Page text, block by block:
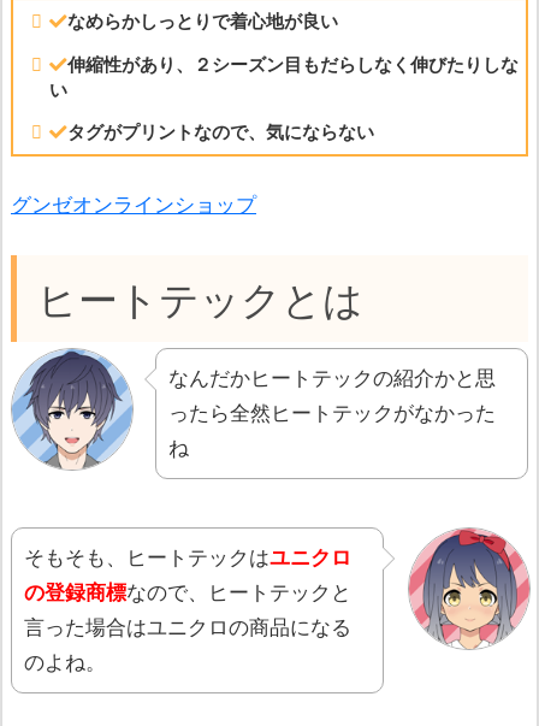
なめらかしっとりで着心地が良い
伸縮性があり、２シーズン目もだらしなく伸びたりしな
い
タグがプリントなので、気にならない
グンゼオンラインショップ
ヒートテックとは
なんだかヒートテックの紹介かと思
ったら全然ヒートテックがなかった
ね
そもそも、ヒートテックはユニクロ
の登録商標なので、ヒートテックと
言った場合はユニクロの商品になる
のよね。